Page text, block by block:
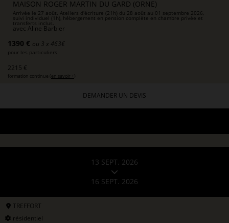
MAISON ROGER MARTIN DU GARD (ORNE)
Arrivée le 27 août. Ateliers d'écriture (21h) du 28 août au 01 septembre 2026,
suivi individuel (1h), hébergement en pension complète en chambre privée et
transferts inclus.
avec Aline Barbier
1390 € ou 3 x 463€
pour les particuliers
2215 €
formation continue ( en savoir + )
DEMANDER UN DEVIS
13 SEPT. 2026
16 SEPT. 2026
TREFFORT
résidentiel